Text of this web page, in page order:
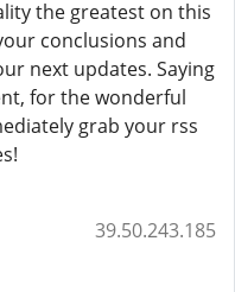
the greatest on this
conclusions and
next updates. Saying
for the wonderful
grab your rss
39.50.243.185